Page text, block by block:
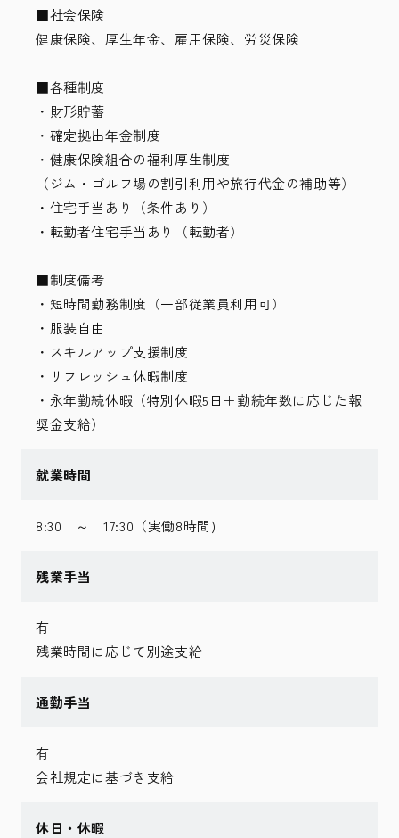
■社会保険
健康保険、厚生年金、雇用保険、労災保険
■各種制度
・財形貯蓄
・確定拠出年金制度
・健康保険組合の福利厚生制度
（ジム・ゴルフ場の割引利用や旅行代金の補助等）
・住宅手当あり（条件あり）
・転勤者住宅手当あり（転勤者）
■制度備考
・短時間勤務制度（一部従業員利用可）
・服装自由
・スキルアップ支援制度
・リフレッシュ休暇制度
・永年勤続休暇（特別休暇5日＋勤続年数に応じた報
奨金支給）
就業時間
8:30 ～ 17:30（実働8時間)
残業手当
有
残業時間に応じて別途支給
通勤手当
有
会社規定に基づき支給
休日・休暇